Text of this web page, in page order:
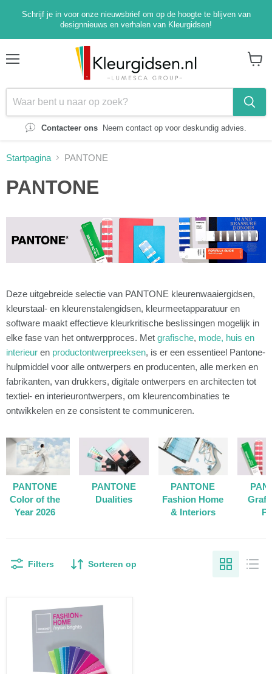
Schrijf je in voor onze nieuwsbrief om op de hoogte te blijven van
designnieuws en verhalen van Kleurgidsen!
Contacteer ons Neem contact op voor deskundig advies.
Startpagina PANTONE
PANTONE
Deze uitgebreide selectie van PANTONE kleurenwaaiergidsen,
kleurstaal- en kleurenstalengidsen, kleurmeetapparatuur en
software maakt effectieve kleurkritische beslissingen mogelijk in
elke fase van het ontwerpproces. Met grafische, mode, huis en
interieur en productontwerpreeksen, is er een essentieel Pantone-
hulpmiddel voor alle ontwerpers en producenten, alle merken en
fabrikanten, van drukkers, digitale ontwerpers en architecten tot
textiel- en interieurontwerpers, om kleurencombinaties te
ontwikkelen en ze consistent te communiceren.
PANTONE
Color of the
Year 2026
PANTONE
Dualities
PANTONE
Fashion Home
& Interiors
Filters Sorteren op